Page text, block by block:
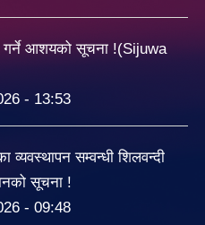
गर्ने आशयको सूचना !(Sijuwa
- 13:53
व्यवस्थापन सम्वन्धी शिलवन्दी
सूचना !
- 09:48